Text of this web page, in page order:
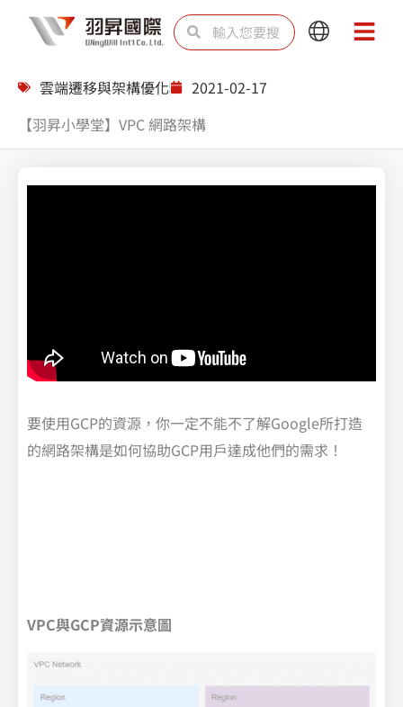
搜
尋 尋
Main
Main
雲端遷移與架構優化
2021-02-17
【羽昇小學堂】VPC 網路架構
要使用GCP的資源，你一定不能不了解Google所打造
的網路架構是如何協助GCP用戶達成他們的需求！
VPC與GCP資源示意圖